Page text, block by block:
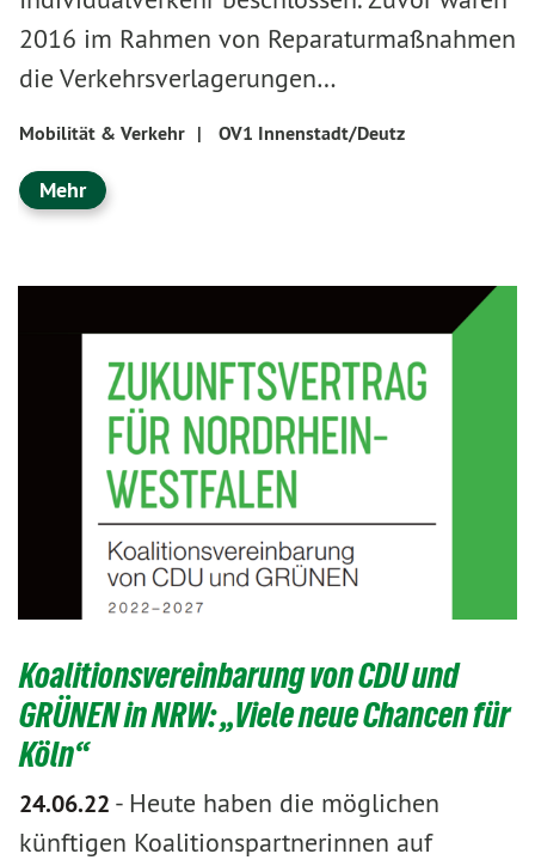
2016 im Rahmen von Reparaturmaßnahmen
die Verkehrsverlagerungen…
Mobilität & Verkehr | OV1 Innenstadt/Deutz
Mehr
Koalitionsvereinbarung von CDU und
GRÜNEN in NRW: „Viele neue Chancen für
Köln“
24.06.22 - Heute haben die möglichen
künftigen Koalitionspartnerinnen auf